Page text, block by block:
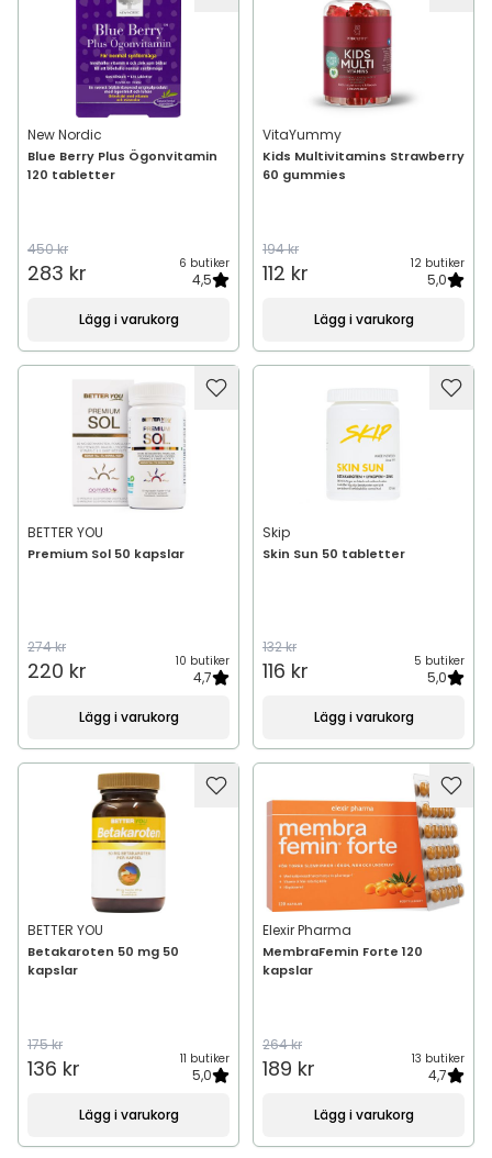
New Nordic
Blue Berry Plus Ögonvitamin
120 tabletter
450 kr
283 kr 6 butiker
4,5
Lägg i varukorg
VitaYummy
Kids Multivitamins Strawberry
60 gummies
194 kr
112 kr 12 butiker
5,0
Lägg i varukorg
BETTER YOU
Premium Sol 50 kapslar
274 kr
220 kr 10 butiker
4,7
Lägg i varukorg
Skip
Skin Sun 50 tabletter
132 kr
116 kr 5 butiker
5,0
Lägg i varukorg
BETTER YOU
Betakaroten 50 mg 50
kapslar
175 kr
136 kr 11 butiker
5,0
Lägg i varukorg
Elexir Pharma
MembraFemin Forte 120
kapslar
264 kr
189 kr 13 butiker
4,7
Lägg i varukorg